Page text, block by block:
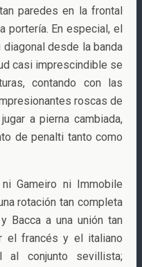
paredes en la frontal
portería. En especial, el
desde la banda
casi imprescindible se
contando con las
roscas de
a pierna cambiada,
de penalti tanto como
Gameiro ni Immobile
rotación tan completa
Bacca a una unión tan
el francés y el italiano
al conjunto sevillista;